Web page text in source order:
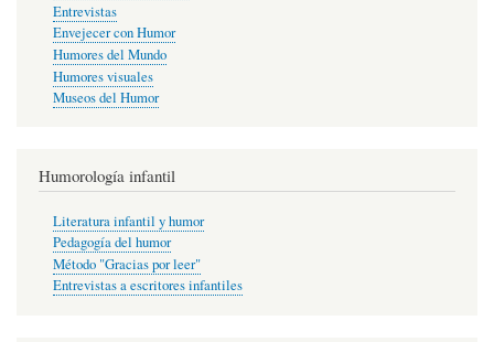
Entrevistas
Envejecer con Humor
Humores del Mundo
Humores visuales
Museos del Humor
Humorología infantil
Literatura infantil y humor
Pedagogía del humor
Método "Gracias por leer"
Entrevistas a escritores infantiles